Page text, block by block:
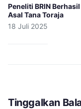
Peneliti BRIN
Asal Tana Toraja
18 Juli 2025
Tinggalkan